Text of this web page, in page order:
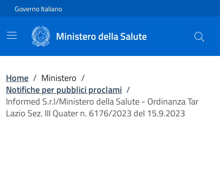
Vai direttamente al contenuto
Governo Italiano
Ministero della Salute
Home / Ministero /
Notifiche per pubblici proclami /
Informed S.r.l/Ministero della Salute - Ordinanza Tar
Lazio Sez. III Quater n. 6176/2023 del 15.9.2023